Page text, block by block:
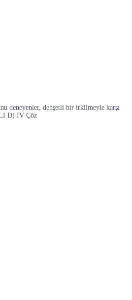
deneyenler, dehşetli bir irkilmeyle karşı
D) IV Çöz